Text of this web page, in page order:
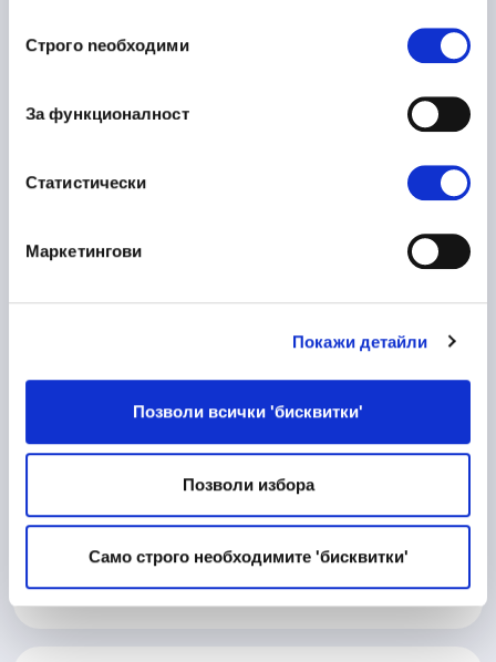
наСтрого nеобходими
За функционалност
Статистически
Маркетингови
Покажи детайли
Позволи всички 'бисквитки'
Позволи избора
Само строго необходимите 'бисквитки'
металообработка
Пловдив
Процесен Инженер